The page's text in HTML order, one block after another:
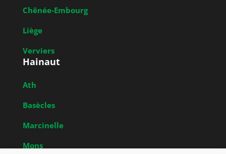
Chênée-Embourg
Liège
Verviers
Hainaut
Ath
Basècles
Marcinelle
Mons